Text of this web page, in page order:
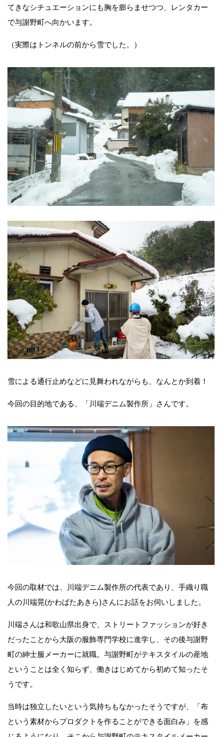
てきなシチュエーションにも胸を膨らませつつ、レンタカー
で与謝野町へ向かいます。
（実際はトンネルの前から雪でした。）
雪による通行止めなどに見舞われながらも、なんとか到着！
今回の目的地である、「川端デニム製作所」さんです。
今回の取材では、川端デニム製作所の代表であり、手織り職
人の川端晃(かわばたあきら)さんにお話をお伺いしました。
川端さんは和歌山県出身で、ストリートファッションが好き
だったことから大阪の服飾専門学校に進学し、その後与謝野
町の紳士服メーカーに就職。与謝野町がテキスタイルの産地
ということは全く知らず、働きはじめてから初めて知ったそ
うです。
当時は独立したいという気持ちもなかったそうですが、「布
という素材からプロダクトを作ることができる面白み」を感